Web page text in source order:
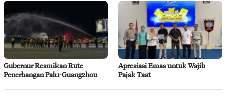
Gubernur Resmikan Rute
Penerbangan Palu-Guangzhou
Apresiasi Emas untuk Wajib
Pajak Taat